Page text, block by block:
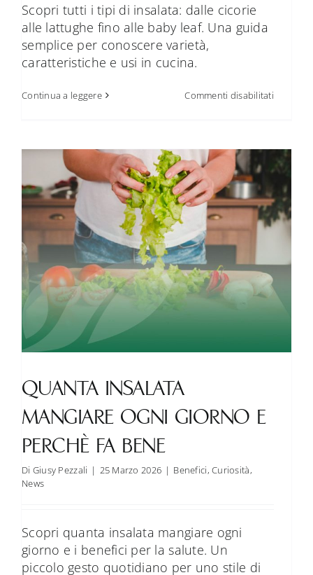
Scopri tutti i tipi di insalata: dalle cicorie
alle lattughe fino alle baby leaf. Una guida
semplice per conoscere varietà,
caratteristiche e usi in cucina.
Continua a leggere Commenti disabilitati
insalata:
varietà
principali
QUANTA INSALATA
MANGIARE OGNI GIORNO E
PERCHÈ FA BENE
Di Giusy Pezzali | 25 Marzo 2026 | Benefici,Curiosità,
News
Scopri quanta insalata mangiare ogni
giorno e i benefici per la salute. Un
piccolo gesto quotidiano per uno stile di